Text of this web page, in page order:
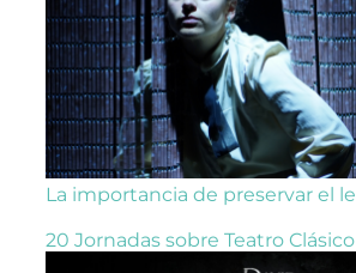
La importancia de preservar el
20 Jornadas sobre Teatro